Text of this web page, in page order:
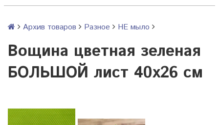
Архив товаров Разное НЕ мыло
Вощина цветная зеленая
БОЛЬШОЙ лист 40х26 см